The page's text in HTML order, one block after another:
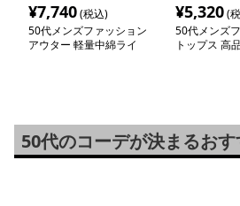
¥7,740(税込)
50代メンズファッション
アウター 軽量中綿ライ
¥5,320(
50代メンズ
トップス 高
50代のコーデが決まるお